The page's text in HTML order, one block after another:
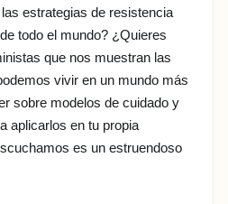
estrategias de resistencia
todo el mundo? ¿Quieres
que nos muestran las
vivir en un mundo más
sobre modelos de cuidado y
aplicarlos en tu propia
es un estruendoso